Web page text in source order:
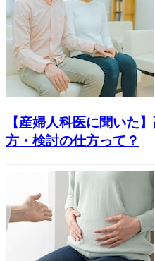
【産婦人科医に聞いた
方・検討の仕方って？